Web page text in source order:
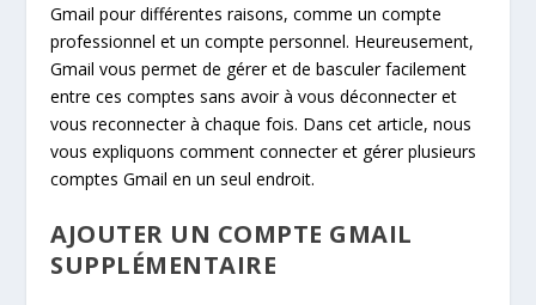
Gmail pour différentes raisons, comme un compte
professionnel et un compte personnel. Heureusement,
Gmail vous permet de gérer et de basculer facilement
entre ces comptes sans avoir à vous déconnecter et
vous reconnecter à chaque fois. Dans cet article, nous
vous expliquons comment connecter et gérer plusieurs
comptes Gmail en un seul endroit.
AJOUTER UN COMPTE GMAIL
SUPPLÉMENTAIRE